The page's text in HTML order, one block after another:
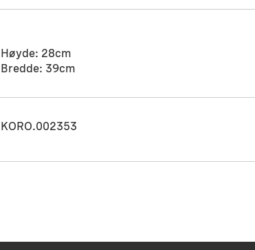
Høyde: 28cm
Bredde: 39cm
KORO.002353